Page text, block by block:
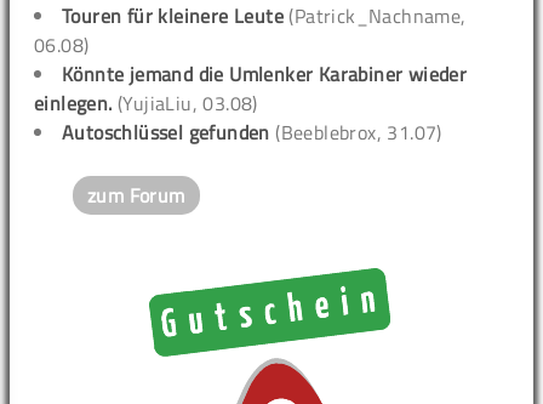
Touren für kleinere Leute (Patrick_Nachname,
06.08)
Könnte jemand die Umlenker Karabiner wieder
einlegen. (YujiaLiu, 03.08)
Autoschlüssel gefunden (Beeblebrox, 31.07)
zum Forum